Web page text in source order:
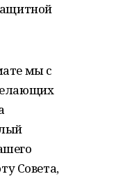
мы с
Совета,